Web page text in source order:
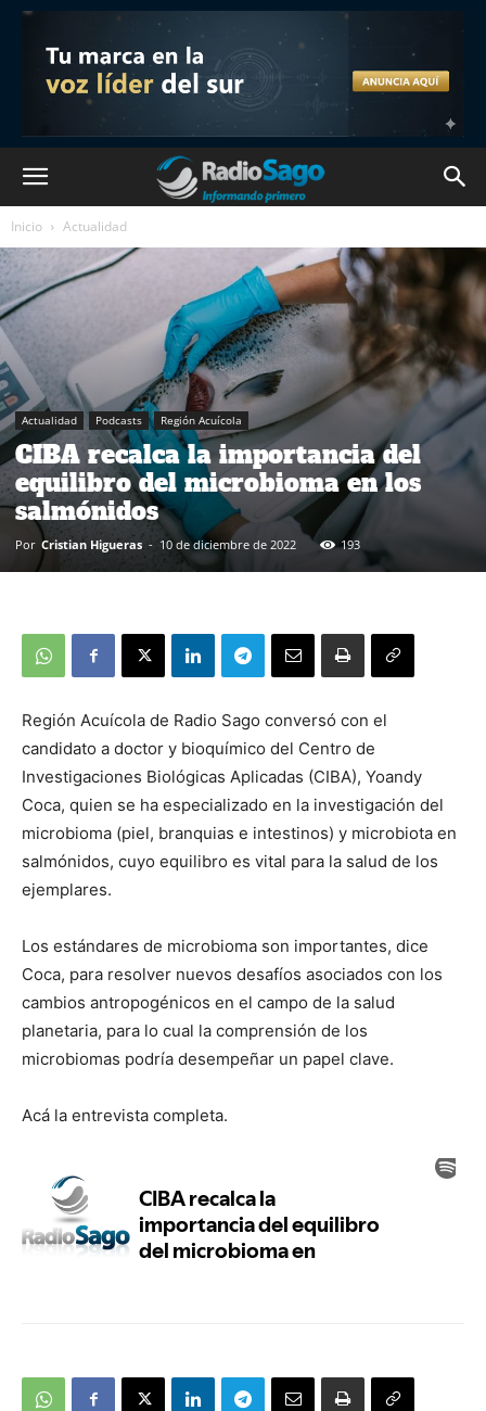
Inicio Actualidad
Actualidad Podcasts Región Acuícola
CIBA recalca la importancia del
equilibro del microbioma en los
salmónidos
Por Cristian Higueras - 10 de diciembre de 2022 193
Región Acuícola de Radio Sago conversó con el
candidato a doctor y bioquímico del Centro de
Investigaciones Biológicas Aplicadas (CIBA), Yoandy
Coca, quien se ha especializado en la investigación del
microbioma (piel, branquias e intestinos) y microbiota en
salmónidos, cuyo equilibro es vital para la salud de los
ejemplares.
Los estándares de microbioma son importantes, dice
Coca, para resolver nuevos desafíos asociados con los
cambios antropogénicos en el campo de la salud
planetaria, para lo cual la comprensión de los
microbiomas podría desempeñar un papel clave.
Acá la entrevista completa.